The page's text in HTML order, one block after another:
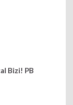
Bizi! PB